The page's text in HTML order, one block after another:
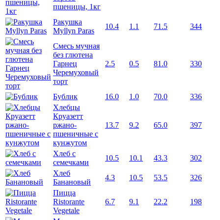
пшеницы, 1кг
Ракушка
Myllyn Paras
10.4 1.1 71.5 344
Смесь мучная
без глютена
Гарнец
Черемуховый
торт
2.5 0.5 81.0 330
Бублик 16.0 1.0 70.0
336
Хлебцы
Круазетт
ржано-
пшеничные с
кунжутом
13.7 9.2 65.0 397
Хлеб с
семечками
10.5 10.1 43.3
302
Хлеб
Банановый
4.3 10.5 53.5
326
Пицца
Ristorante
Vegetale
6.7 9.1 22.2 198